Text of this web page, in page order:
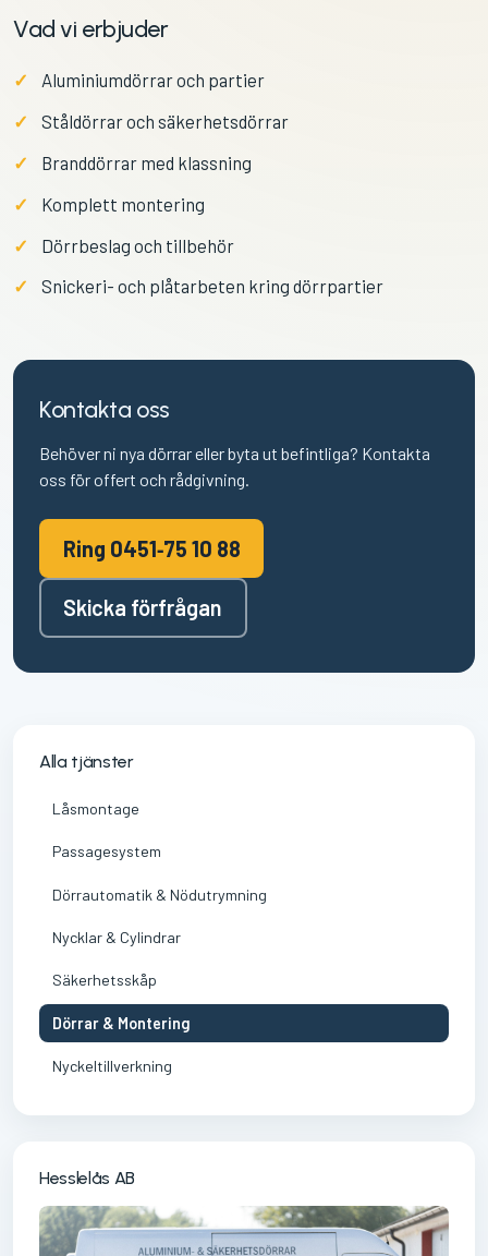
Vad vi erbjuder
Aluminiumdörrar och partier
Ståldörrar och säkerhetsdörrar
Branddörrar med klassning
Komplett montering
Dörrbeslag och tillbehör
Snickeri- och plåtarbeten kring dörrpartier
Kontakta oss
Behöver ni nya dörrar eller byta ut befintliga? Kontakta
oss för offert och rådgivning.
Ring 0451‑75 10 88
Skicka förfrågan
Alla tjänster
Låsmontage
Passagesystem
Dörrautomatik & Nödutrymning
Nycklar & Cylindrar
Säkerhetsskåp
Dörrar & Montering
Nyckeltillverkning
Hesslelås AB